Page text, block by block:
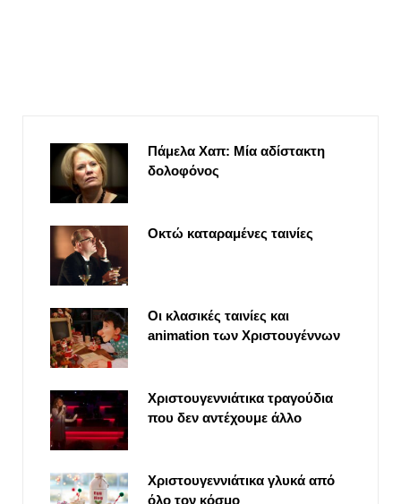
Πάμελα Χαπ: Μία αδίστακτη
δολοφόνος
Οκτώ καταραμένες ταινίες
Οι κλασικές ταινίες και
animation των Χριστουγέννων
Χριστουγεννιάτικα τραγούδια
που δεν αντέχουμε άλλο
Χριστουγεννιάτικα γλυκά από
όλο τον κόσμο